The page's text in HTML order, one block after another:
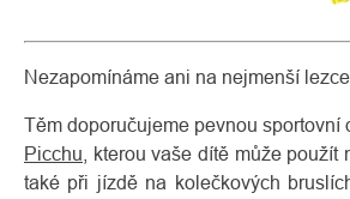
Nezapomínáme ani na nejmenší
Těm doporučujeme pevnou sportovní
Picchu , kterou vaše dítě může použít
také při jízdě na kolečkových